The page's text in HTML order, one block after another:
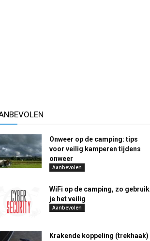
Onweer op de camping: tips
voor veilig kamperen tijdens
onweer
Aanbevolen
WiFi op de camping, zo gebruik
je het veilig
Aanbevolen
Krakende koppeling (trekhaak)